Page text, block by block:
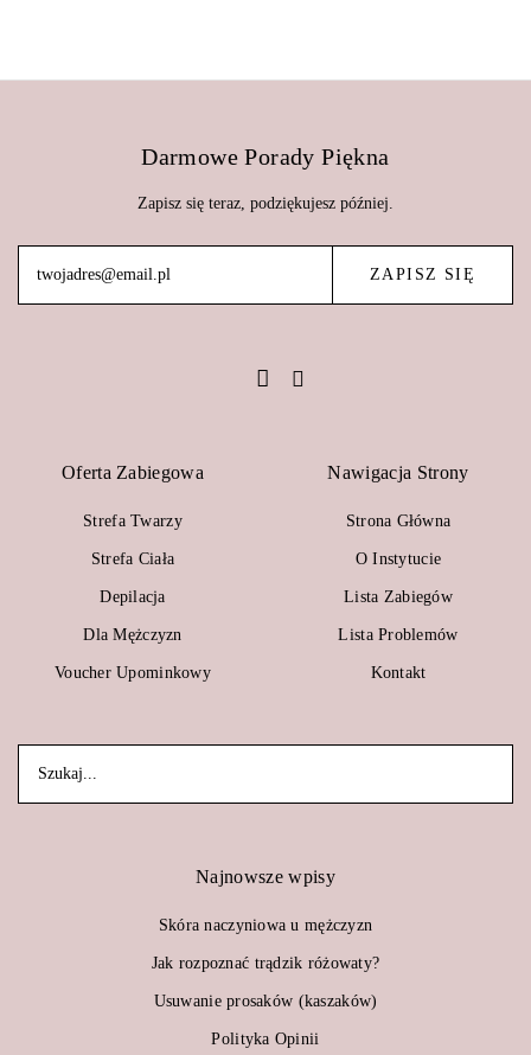
Najnowsze wpisy
Skóra naczyniowa u mężczyzn
Jak rozpoznać trądzik różowaty?
Usuwanie prosaków (kaszaków)
Polityka Opinii
Oferta Zabiegowa
Strefa Twarzy
Strefa Ciała
Depilacja
Dla Mężczyzn
Voucher Upominkowy
Nawigacja Strony
Strona Główna
O Instytucie
Lista Zabiegów
Lista Problemów
Kontakt
Darmowe Porady Piękna
Zapisz się teraz, podziękujesz później.